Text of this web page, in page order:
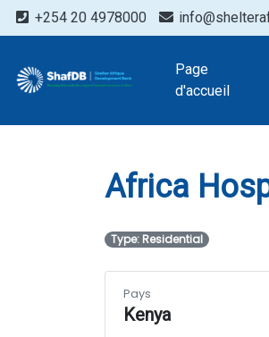
+254 20 4978000
Page
d'accueil
Projects
Africa
Type: Residential
Pays
Kenya